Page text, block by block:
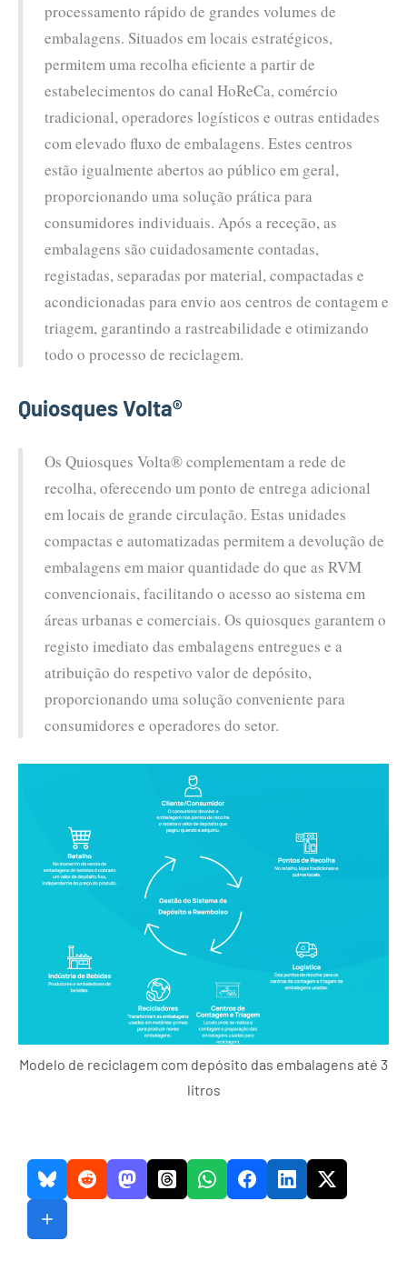
processamento rápido de grandes volumes de
embalagens. Situados em locais estratégicos,
permitem uma recolha eficiente a partir de
estabelecimentos do canal HoReCa, comércio
tradicional, operadores logísticos e outras entidades
com elevado fluxo de embalagens. Estes centros
estão igualmente abertos ao público em geral,
proporcionando uma solução prática para
consumidores individuais. Após a receção, as
embalagens são cuidadosamente contadas,
registadas, separadas por material, compactadas e
acondicionadas para envio aos centros de contagem e
triagem, garantindo a rastreabilidade e otimizando
todo o processo de reciclagem.
Quiosques Volta®
Os Quiosques Volta® complementam a rede de
recolha, oferecendo um ponto de entrega adicional
em locais de grande circulação. Estas unidades
compactas e automatizadas permitem a devolução de
embalagens em maior quantidade do que as RVM
convencionais, facilitando o acesso ao sistema em
áreas urbanas e comerciais. Os quiosques garantem o
registo imediato das embalagens entregues e a
atribuição do respetivo valor de depósito,
proporcionando uma solução conveniente para
consumidores e operadores do setor.
Modelo de reciclagem com depósito das embalagens até 3
litros